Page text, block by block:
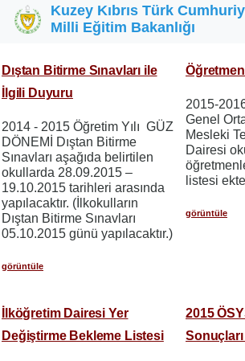
Ana içeriğe atla
Kuzey Kıbrıs Türk
Milli Eğitim Bakanlığı
Dıştan Bitirme Sınavları ile
İlgili Duyuru
2014 - 2015 Öğretim Yılı GÜZ
DÖNEMİ Dıştan Bitirme
Sınavları aşağıda belirtilen
okullarda 28.09.2015 –
19.10.2015 tarihleri arasında
yapılacaktır. (İlkokulların
Dıştan Bitirme Sınavları
05.10.2015 günü yapılacaktır.)
görüntüle
2015-
Genel
Mesleki
Dairesi
listesi
görüntüle
İlköğretim Dairesi Yer
Değiştirme Bekleme Listesi
2015
Sonuçları